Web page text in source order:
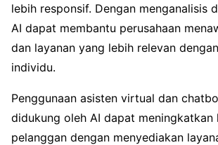
lebih responsif. Dengan menganalisis
AI dapat membantu perusahaan
dan layanan yang lebih relevan
individu.
Penggunaan asisten virtual dan
didukung oleh AI dapat meningkatkan
pelanggan dengan menyediakan